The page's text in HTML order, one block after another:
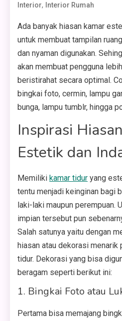
Interior, Interior Rumah
Ada banyak hiasan kamar
untuk membuat tampilan
dan nyaman digunakan.
akan membuat pengguna
beristirahat secara optimal.
bingkai foto, cermin, lampu
bunga, lampu tumblr, hingga
Inspirasi
Estetik dan
Memiliki kamar tidur yang
tentu menjadi keinginan bagi
laki-laki maupun perempuan.
impian tersebut pun
Salah satunya yaitu dengan
hiasan atau dekorasi menarik
tidur. Dekorasi yang bisa
beragam seperti berikut ini:
1. Bingkai Foto atau
Pertama bisa memajang